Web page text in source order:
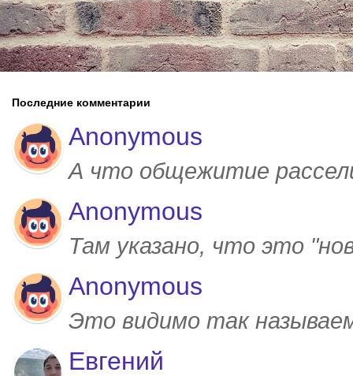
Последние комментарии
Anonymous
А что общежитие
Anonymous
Там указано, что это
Anonymous
Это видимо так
Евгений